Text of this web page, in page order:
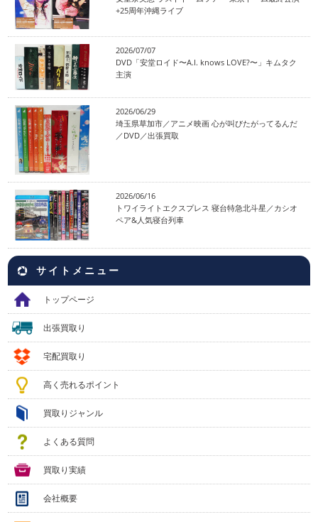
+25周年沖縄ライブ
2026/07/07
DVD「安堂ロイド〜A.I. knows LOVE?〜」キムタク
主演
2026/06/29
埼玉県草加市／アニメ映画 心が叫びたがってるんだ
／DVD／出張買取
2026/06/16
トワイライトエクスプレス 寝台特急北斗星／カシオ
ペア&人気寝台列車
サイトメニュー
トップページ
出張買取り
宅配買取り
高く売れるポイント
買取りジャンル
よくある質問
買取り実績
会社概要